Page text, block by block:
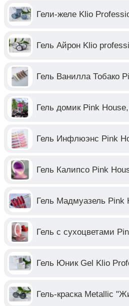
Гели-желе Klio
Гель Айрон Klio
Гель Ванилла Тобако
Гель домик Pink
Гель Инфлюэнс Pink
Гель Калипсо Pink
Гель Мадмуазель Pink
Гель с сухоцветами
Гель Юник Gel Klio
Гель-краска Metallic